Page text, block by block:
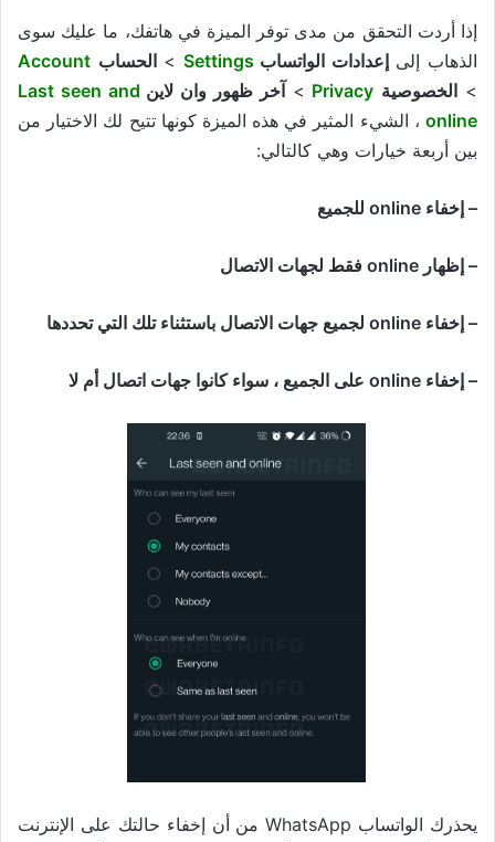
إذا أردت التحقق من مدى توفر الميزة في هاتفك، ما عليك سوى
الذهاب إلىإعدادات الواتساب >الحساب Account
> الخصوصية Privacy
>آخر ظهور وان لاين Last seen and
online ، الشيء المثير في هذه الميزة كونها تتيح لك الاختيار من
بين أربعة خيارات وهي كالتالي:
– إخفاء online للجميع
– إظهار online فقط لجهات الاتصال
– إخفاء online لجميع جهات الاتصال باستثناء تلك التي تحددها
– إخفاء online على الجميع ، سواء كانوا جهات اتصال أم لا
يحذرك الواتساب WhatsApp من أن إخفاء حالتك على الإنترنت